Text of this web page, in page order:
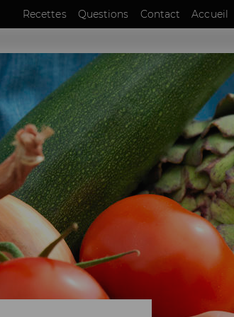
Recettes Questions Contact Accueil